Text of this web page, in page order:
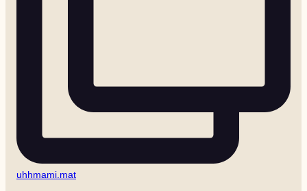
uhhmami.mat